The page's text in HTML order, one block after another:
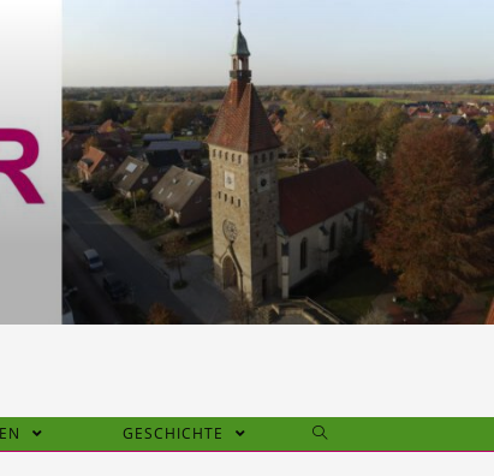
GESCHICHTE